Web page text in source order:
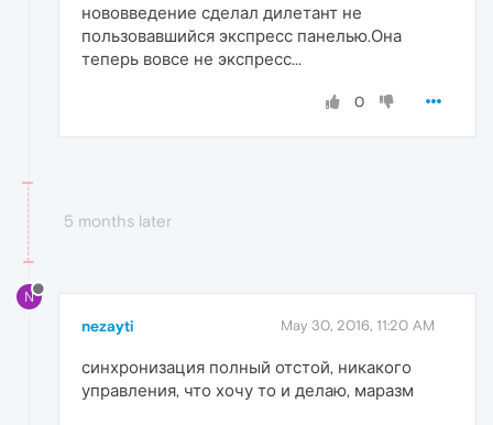
нововведение сделал дилетант не
пользовавшийся экспресс панелью.Она
теперь вовсе не экспресс...
0
5 months later
N
nezayti May 30, 2016, 11:20 AM
синхронизация полный отстой, никакого
управления, что хочу то и делаю, маразм